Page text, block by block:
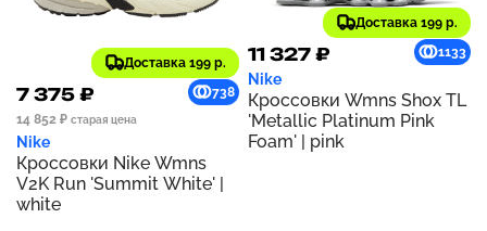
Доставка 199 р.
7 375 ₽
738
14 852 ₽ старая цена
Nike
Кроссовки Nike Wmns
V2K Run 'Summit White' |
white
Доставка 199 р.
11 327 ₽ 1133
Nike
Кроссовки Wmns Shox TL
'Metallic Platinum Pink
Foam' | pink